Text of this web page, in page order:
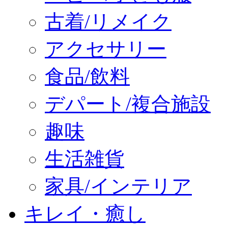
古着/リメイク
アクセサリー
食品/飲料
デパート/複合施設
趣味
生活雑貨
家具/インテリア
キレイ・癒し